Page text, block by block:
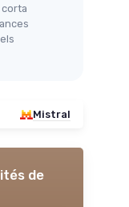
Mistral
de